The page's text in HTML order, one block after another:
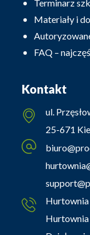
Terminarz
Materiały i
FAQ –
Kontakt
ul.
25-671
Hurtownia